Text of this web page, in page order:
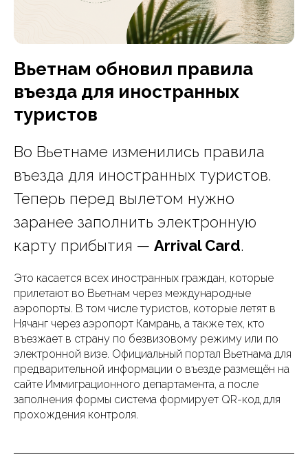
Вьетнам обновил правила
въезда для иностранных
туристов
Во Вьетнаме изменились правила
въезда для иностранных туристов.
Теперь перед вылетом нужно
заранее заполнить электронную
карту прибытия — Arrival Card.
Это касается всех иностранных граждан, которые
прилетают во Вьетнам через международные
аэропорты. В том числе туристов, которые летят в
Нячанг через аэропорт Камрань, а также тех, кто
въезжает в страну по безвизовому режиму или по
электронной визе. Официальный портал Вьетнама для
предварительной информации о въезде размещён на
сайте Иммиграционного департамента, а после
заполнения формы система формирует QR-код для
прохождения контроля.